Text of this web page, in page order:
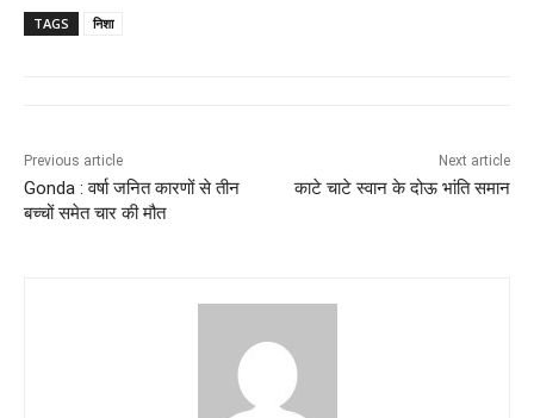
c
o
k
p
TAGS निशा
Previous article
Gonda : वर्षा जनित कारणों से तीन
बच्चों समेत चार की मौत
Next article
काटे चाटे स्वान के दोऊ भांति समान